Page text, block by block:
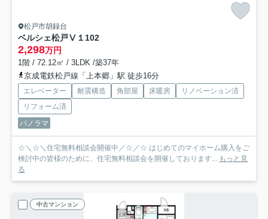
松戸市胡録台
ベルシェ松戸Ⅴ１ 102
2,298万円
1階 / 72.12㎡ / 3LDK /築37年
京成電鉄松戸線「上本郷」駅 徒歩16分
エレベーター 耐震構造 角部屋 床暖房
リノベーション済
リフォーム済
パノラマ
☆＼☆＼住宅無料相談会開催中／☆／☆ はじめてのマイホーム購入をご
検討中の皆様のために、住宅無料相談会を開催しております... もっと見
る
中古マンション